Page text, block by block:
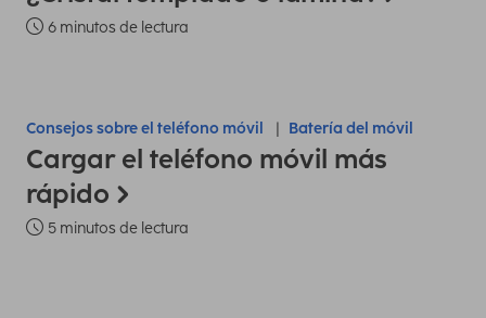
6 minutos de lectura
Consejos sobre el teléfono móvil Batería del móvil
Cargar el teléfono móvil más
rápido
5 minutos de lectura